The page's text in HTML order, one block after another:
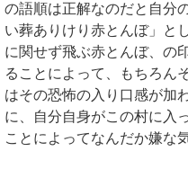
の語順は正解なのだと自分
い葬ありけり赤とんぼ」と
に関せず飛ぶ赤とんぼ、の
ることによって、もちろん
はその恐怖の入り口感が加
に、自分自身がこの村に入
ことによってなんだか嫌な